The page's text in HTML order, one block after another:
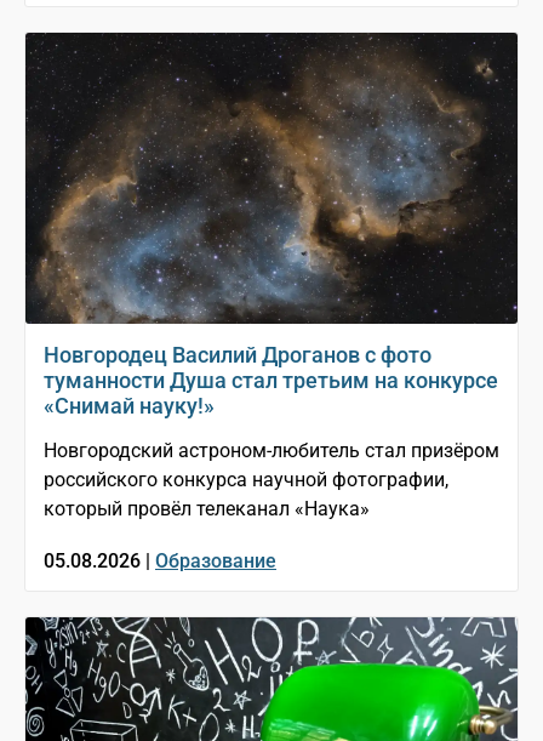
Новгородец Василий Дроганов с фото
туманности Душа стал третьим на конкурсе
«Снимай науку!»
Новгородский астроном-любитель стал призёром
российского конкурса научной фотографии,
который провёл телеканал «Наука»
05.08.2026 | Образование